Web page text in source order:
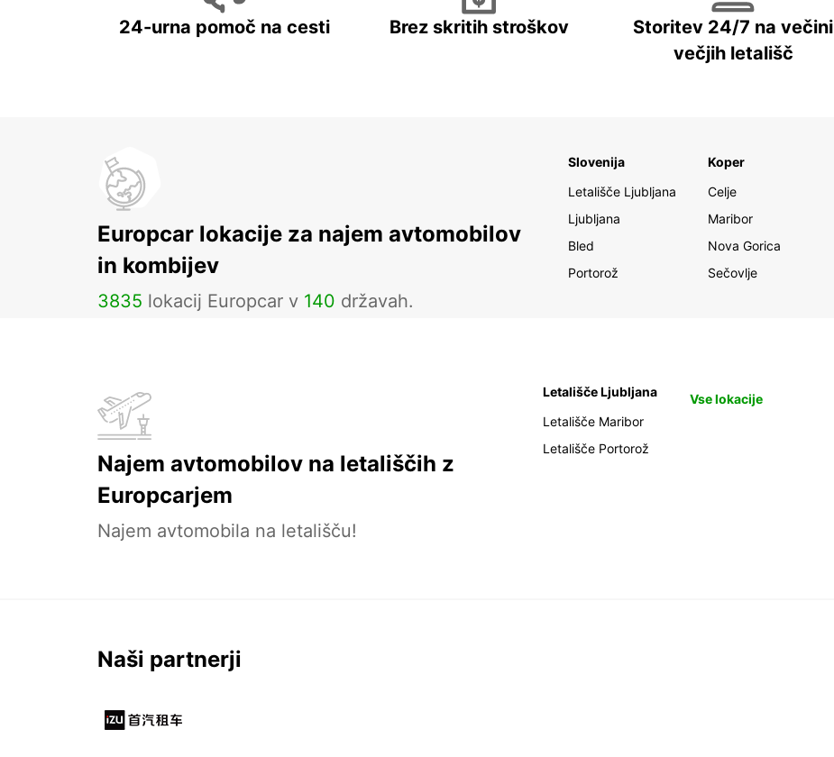
24-urna pomoč na cesti Brez skritih stroškov
Storitev 24/7 na večini
večjih letališč
Europcar lokacije za najem avtomobilov
in kombijev
3835 lokacij Europcar v 140 državah.
Slovenija
Letališče Ljubljana
Ljubljana
Bled
Portorož
Koper
Celje
Maribor
Nova Gorica
Sečovlje
Najem avtomobilov na letališčih z
Europcarjem
Najem avtomobila na letališču!
Letališče Ljubljana
Letališče Maribor
Letališče Portorož
Vse lokacije
Naši partnerji